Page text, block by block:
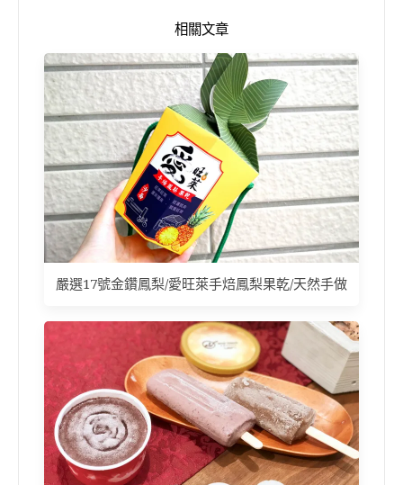
相關文章
嚴選17號金鑽鳳梨/愛旺萊手焙鳳梨果乾/天然手做